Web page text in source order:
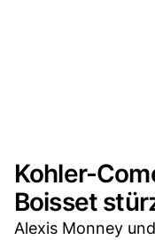
Kohler-
Boisset
Alexis Monney